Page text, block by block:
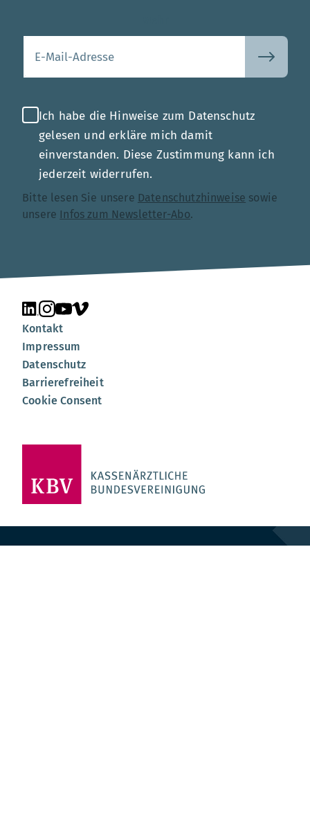
Ich habe die Hinweise zum Datenschutz
gelesen und erkläre mich damit
einverstanden. Diese Zustimmung kann ich
jederzeit widerrufen.
Bitte lesen Sie unsere Datenschutzhinweise sowie
unsere Infos zum Newsletter-Abo.
Unsere Seite auf LinkedIn
Unsere Seite auf Instagram
Unsere Seite auf YouTube
Unsere Seite auf Vimeo
Kontakt
Impressum
Datenschutz
Barrierefreiheit
Cookie Consent